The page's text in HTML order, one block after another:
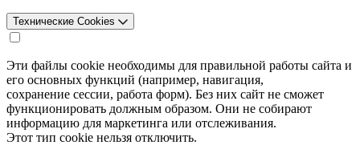
Технические Cookies
Эти файлы cookie необходимы для правильной работы сайта и
его основных функций (например, навигация,
сохранение сессии, работа форм). Без них сайт не сможет
функционировать должным образом. Они не собирают
информацию для маркетинга или отслеживания.
Этот тип cookie нельзя отключить.